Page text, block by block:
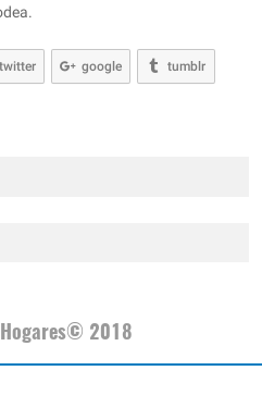
twitter google tumblr
2018